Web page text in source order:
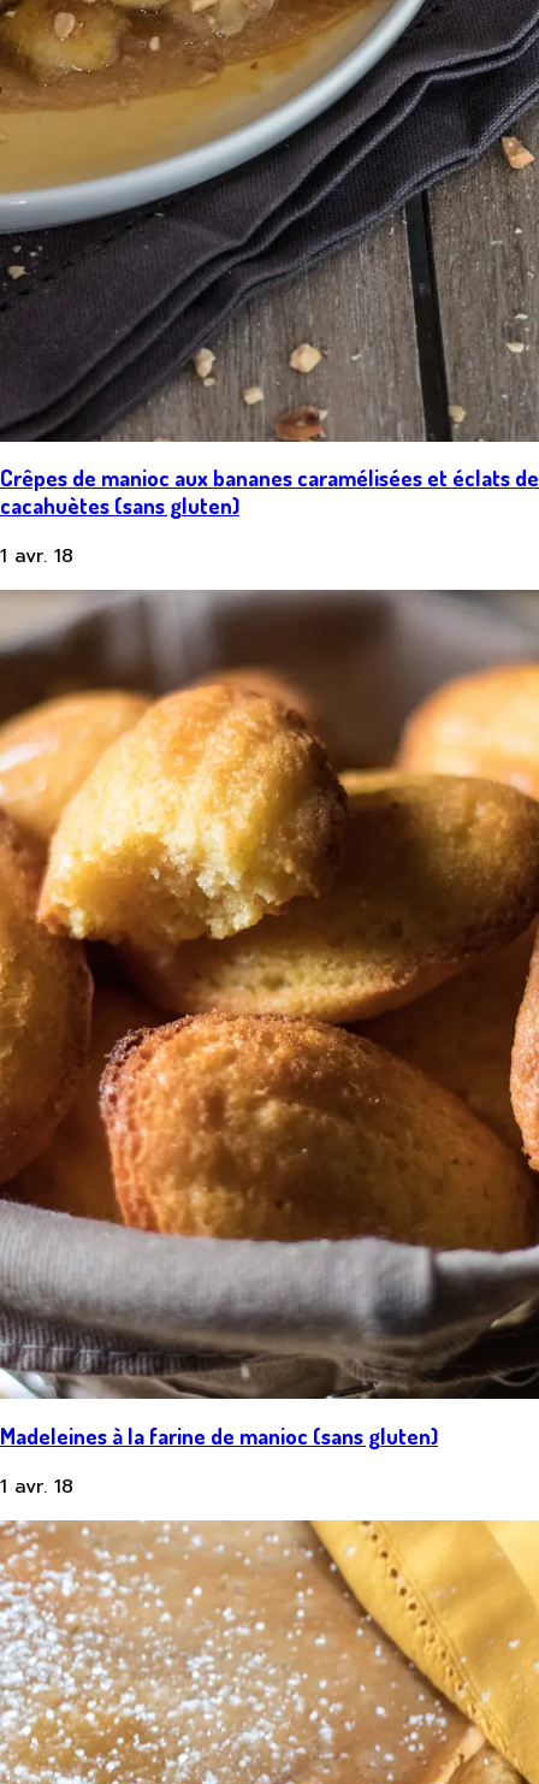
Crêpes de manioc aux bananes caramélisées et éclats de
cacahuètes (sans gluten)
1 avr. 18
Madeleines à la farine de manioc (sans gluten)
1 avr. 18